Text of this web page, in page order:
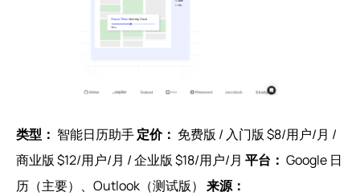
类型： 智能日历助手定价： 免费版 / 入门版 $8/用户/月 /
商业版 $12/用户/月 / 企业版 $18/用户/月 平台： Google 日
历（主要）、Outlook（测试版） 来源：